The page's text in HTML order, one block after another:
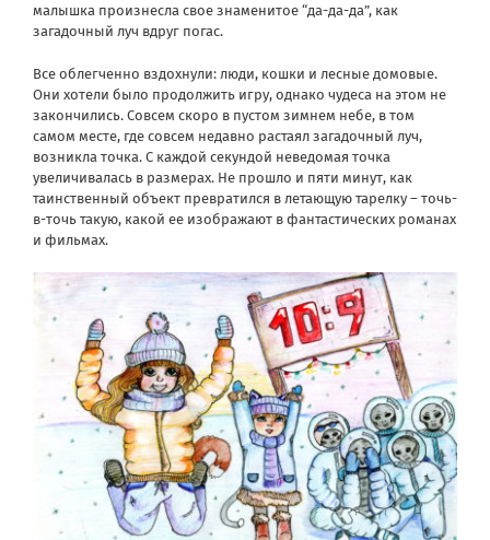
малышка произнесла свое знаменитое “да-да-да”, как
загадочный луч вдруг погас.
Все облегченно вздохнули: люди, кошки и лесные домовые.
Они хотели было продолжить игру, однако чудеса на этом не
закончились. Совсем скоро в пустом зимнем небе, в том
самом месте, где совсем недавно растаял загадочный луч,
возникла точка. С каждой секундой неведомая точка
увеличивалась в размерах. Не прошло и пяти минут, как
таинственный объект превратился в летающую тарелку – точь-
в-точь такую, какой ее изображают в фантастических романах
и фильмах.